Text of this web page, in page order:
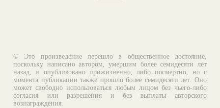
© Это произведение перешло в общественное достояние,
поскольку написано автором, умершим более семидесяти лет
назад, и опубликовано прижизненно, либо посмертно, но с
момента публикации также прошло более семидесяти лет. Оно
может свободно использоваться любым лицом без чьего-либо
согласия или разрешения и без выплаты авторского
вознаграждения.